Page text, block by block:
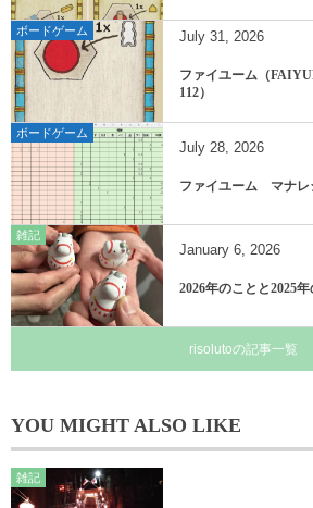
ボードゲーム July 31, 2026
ファイユーム（
112）
ボードゲーム
July 28, 2026
ファイユーム マナレ
雑記
January 6, 2026
2026年のことと2025年
risolutoの記事一覧
YOU MIGHT ALSO LIKE
雑記